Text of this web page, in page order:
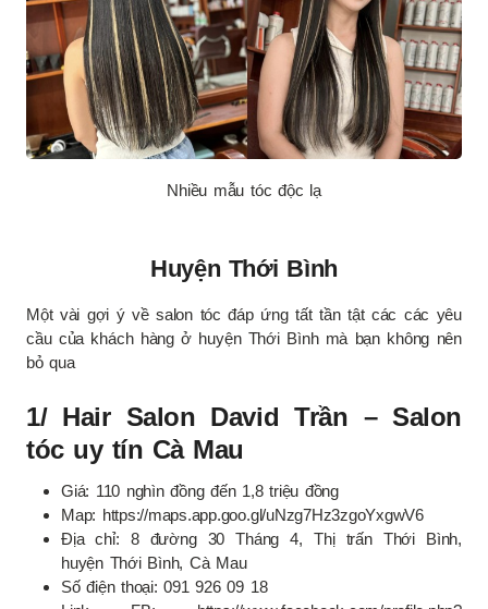
Nhiều mẫu tóc độc lạ
Huyện Thới Bình
Một vài gợi ý về salon tóc đáp ứng tất tần tật các các yêu
cầu của khách hàng ở huyện Thới Bình mà bạn không nên
bỏ qua
1/ Hair Salon David Trần – Salon
tóc uy tín Cà Mau
Giá: 110 nghìn đồng đến 1,8 triệu đồng
Map: https://maps.app.goo.gl/uNzg7Hz3zgoYxgwV6
Địa chỉ: 8 đường 30 Tháng 4, Thị trấn Thới Bình,
huyện Thới Bình, Cà Mau
Số điện thoại: 091 926 09 18